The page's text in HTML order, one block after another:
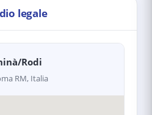
legale
Rodi
RM, Italia